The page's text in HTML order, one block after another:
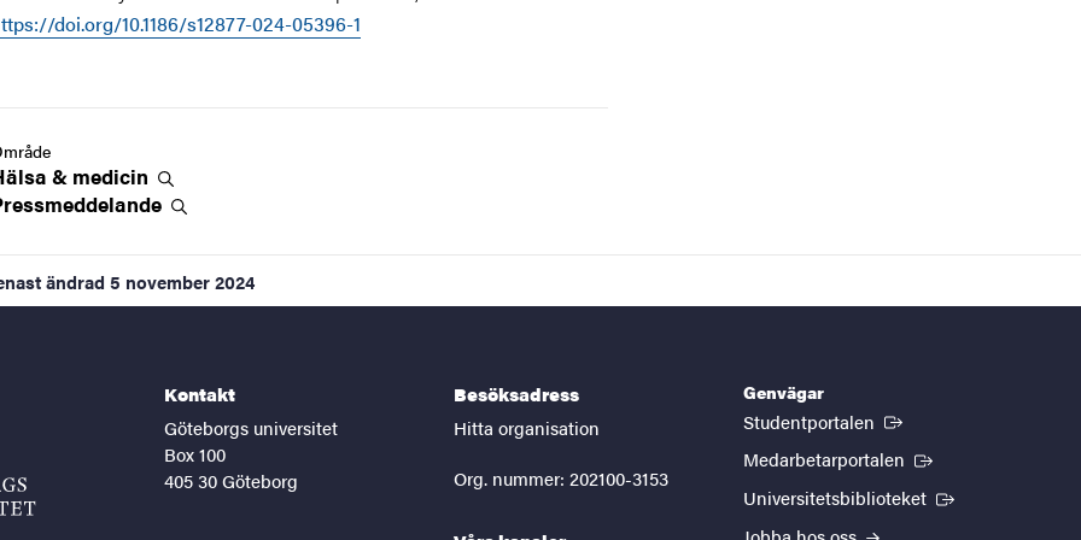
doi.org/10.1186/s12877-024-05396-1
& medicin
ändrad 5 november 2024
Kontakt
Göteborgs universitet
Box 100
405 30 Göteborg
Besöksadress
Hitta organisation
Org. nummer: 202100-3153
Genvägar
Studentportalen (Extern länk)
Medarbetarportalen (Extern länk)
Universitetsbiblioteket (Extern länk)